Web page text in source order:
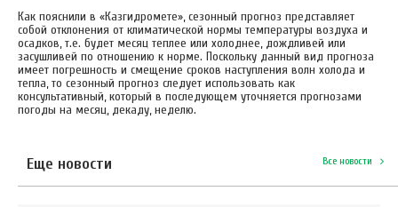
Как пояснили в «Казгидромете», сезонный прогноз представляет
собой отклонения от климатической нормы температуры воздуха и
осадков, т.е. будет месяц теплее или холоднее, дождливей или
засушливей по отношению к норме. Поскольку данный вид прогноза
имеет погрешность и смещение сроков наступления волн холода и
тепла, то сезонный прогноз следует использовать как
консультативный, который в последующем уточняется прогнозами
погоды на месяц, декаду, неделю.
Еще новости Все новости